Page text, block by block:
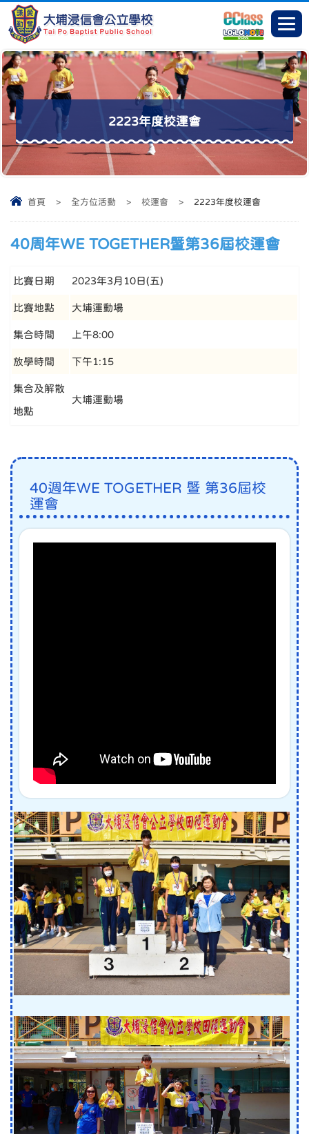
2223年度校運會
首頁 > 全方位活動 > 校運會 > 2223年度校運會
40周年WE TOGETHER暨第36屆校運會
比賽日期 2023年3月10日(五)
比賽地點 大埔運動場
集合時間 上午8:00
放學時間 下午1:15
集合及解散
地點
大埔運動場
40週年WE TOGETHER 暨 第36屆校
運會